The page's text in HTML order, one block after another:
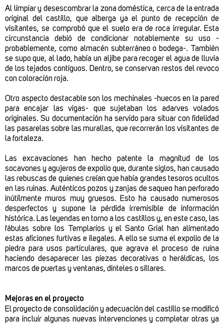
Al limpiar y desescombrar la zona doméstica, cerca de la entrada
original del castillo, que alberga ya el punto de recepción de
visitantes, se comprobó que el suelo era de roca irregular. Esta
circunstancia debió de condicionar notablemente su uso -
probablemente, como almacén subterráneo o bodega-. También
se supo que, al lado, había un aljibe para recoger el agua de lluvia
de los tejados contiguos. Dentro, se conservan restos del revoco
con coloración roja.
Otro aspecto destacable son los mechinales -huecos en la pared
para encajar las vigas- que sujetaban los adarves volados
originales. Su documentación ha servido para situar con fidelidad
las pasarelas sobre las murallas, que recorrerán los visitantes de
la fortaleza.
Las excavaciones han hecho patente la magnitud de los
socavones y agujeros de expolio que, durante siglos, han causado
las rebuscas de quienes creían que había grandes tesoros ocultos
en las ruinas. Auténticos pozos y zanjas de saqueo han perforado
inútilmente muros muy gruesos. Esto ha causado numerosos
desperfectos y supone la pérdida irremisible de información
histórica. Las leyendas en torno a los castillos y, en este caso, las
fábulas sobre los Templarios y el Santo Grial han alimentado
estas aficiones furtivas e ilegales. A ello se suma el expolio de la
piedra para usos particulares, que agrava el proceso de ruina
haciendo desaparecer las piezas decorativas o heráldicas, los
marcos de puertas y ventanas, dinteles o sillares.
Mejoras en el proyecto
El proyecto de consolidación y adecuación del castillo se modificó
para incluir algunas nuevas intervenciones y completar otras ya